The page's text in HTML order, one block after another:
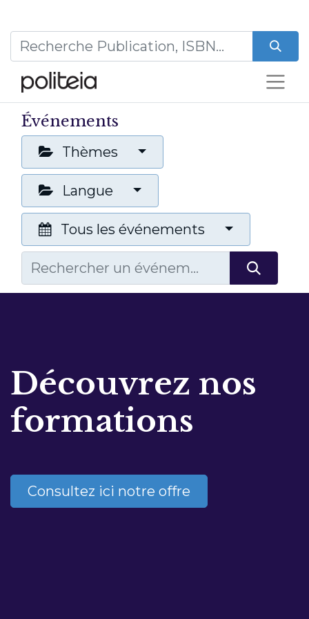
Événements
Thèmes
Langue
Tous les événements
Découvrez nos
formations
Consultez ici notre offre